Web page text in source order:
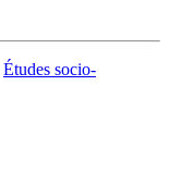
Études socio-